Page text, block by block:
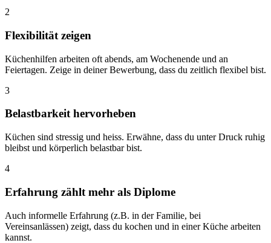
2
Flexibilität zeigen
Küchenhilfen arbeiten oft abends, am Wochenende und an
Feiertagen. Zeige in deiner Bewerbung, dass du zeitlich flexibel bist.
3
Belastbarkeit hervorheben
Küchen sind stressig und heiss. Erwähne, dass du unter Druck ruhig
bleibst und körperlich belastbar bist.
4
Erfahrung zählt mehr als Diplome
Auch informelle Erfahrung (z.B. in der Familie, bei
Vereinsanlässen) zeigt, dass du kochen und in einer Küche arbeiten
kannst.